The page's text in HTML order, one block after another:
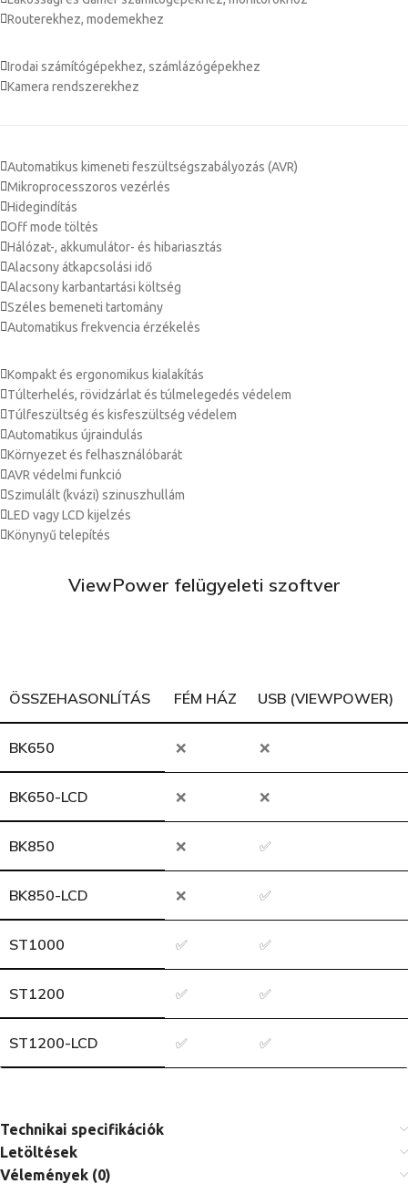
Routerekhez, modemekhez
Irodai számítógépekhez, számlázógépekhez
Kamera rendszerekhez
Automatikus kimeneti feszültségszabályozás (AVR)
Mikroprocesszoros vezérlés
Hidegindítás
Off mode töltés
Hálózat-, akkumulátor- és hibariasztás
Alacsony átkapcsolási idő
Alacsony karbantartási költség
Széles bemeneti tartomány
Automatikus frekvencia érzékelés
Kompakt és ergonomikus kialakítás
Túlterhelés, rövidzárlat és túlmelegedés védelem
Túlfeszültség és kisfeszültség védelem
Automatikus újraindulás
Környezet és felhasználóbarát
AVR védelmi funkció
Szimulált (kvázi) szinuszhullám
LED vagy LCD kijelzés
Könynyű telepítés
ViewPower felügyeleti szoftver
ÖSSZEHASONLÍTÁS FÉM HÁZ USB (VIEWPOWER)
BK650 ❌ ❌
BK650-LCD ❌ ❌
BK850 ❌ ✅
BK850-LCD ❌ ✅
ST1000 ✅ ✅
ST1200 ✅ ✅
ST1200-LCD ✅ ✅
Technikai specifikációk
Letöltések
Vélemények (0)